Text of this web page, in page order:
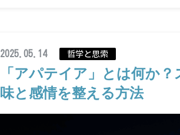
2025.05.14 哲学と思索
「アパテイア」とは何か
味と感情を整える方法